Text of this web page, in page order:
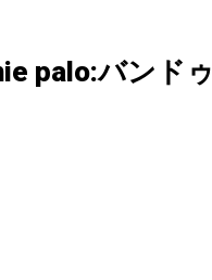
palo:バンドゥ